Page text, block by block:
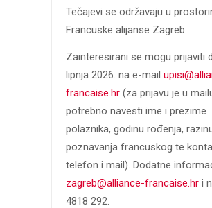
Tečajevi se održavaju u
Francuske alijanse Zagreb.
Zainteresirani se mogu prijaviti
lipnja 2026. na e-mail
francaise.hr(za prijavu je u
potrebno navesti ime i prezime
polaznika, godinu rođenja,
poznavanja francuskog te
telefon i mail). Dodatne
zagreb@alliance-francaise.hri
4818 292.